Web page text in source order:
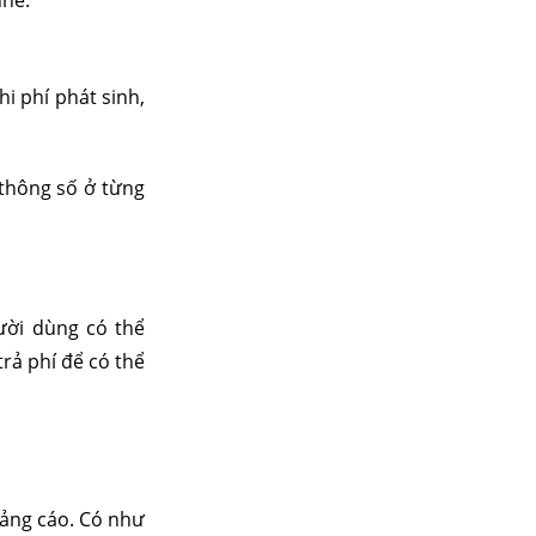
phí phát sinh,
số ở từng
dùng có thể
phí để có thể
cáo. Có như